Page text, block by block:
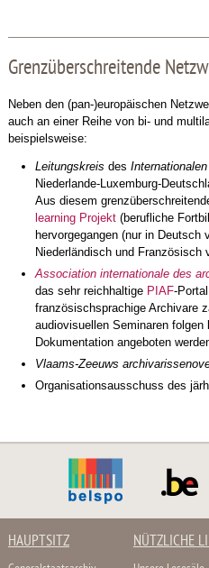
Grenzüberschreitende
Neben den (pan-)europäischen
auch an einer Reihe von bi- und
beispielsweise:
Leitungskreis des
Niederlande-Luxemburg-
Aus diesem
learning Projekt(berufliche
hervorgegangen (nur in Deutsch
Niederländisch und Französisch
Association internationale des
das sehr reichhaltige PIAF-
französischsprachige Archivare
audiovisuellen Seminaren
Dokumentation angeboten
Vlaams-Zeeuws
Organisationsausschuss des
HAUPTSITZ NÜTZLICHE